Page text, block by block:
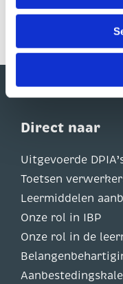
trekken. Dit kunt u
linksonder op onze
Direct naar
Uitgevoerde
Toetsen
Leermiddelen
Onze rol in IBP
Onze rol in de